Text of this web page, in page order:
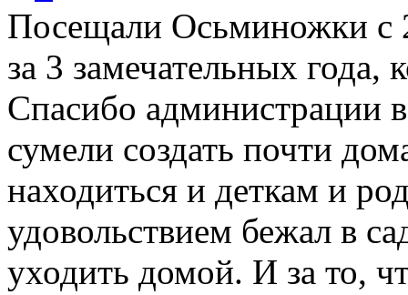
Посещали Осьминожки с
за 3 замечательных
Спасибо администрации
сумели создать почти
находиться и деткам и
удовольствием бежал в
уходить домой. И за то,